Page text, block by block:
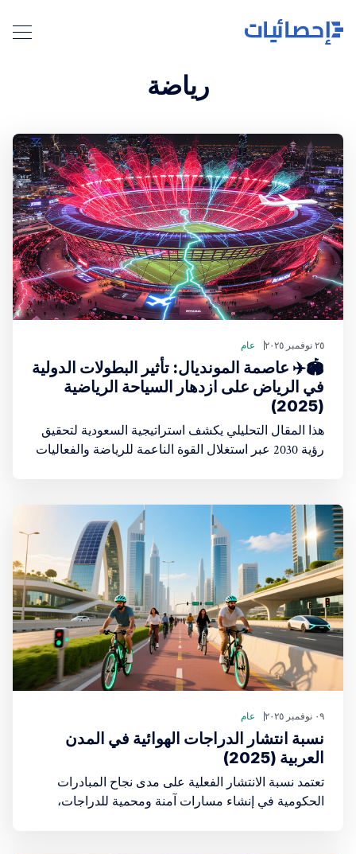
رياضة
٢٥ نوفمبر ٢٠٢٥ عام
🏟️✈️ عاصمة المونديال: تأثير البطولات الدولية
في الرياض على ازدهار السياحة الرياضية
(2025)
هذا المقال التحليلي يكشف استراتيجية السعودية لتحقيق
رؤية 2030 عبر استغلال القوة الناعمة للرياضة والفعاليات
٠٩ نوفمبر ٢٠٢٥ عام
نسبة انتشار الدراجات الهوائية في المدن
العربية (2025)
تعتمد نسبة الانتشار الفعلية على مدى نجاح المبادرات
الحكومية في إنشاء مسارات آمنة ومحمية للدراجات،